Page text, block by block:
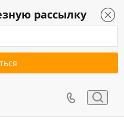
рассылку